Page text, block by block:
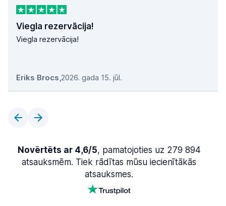
Viegla rezervācija!
Viegla rezervācija!
Eriks Brocs,2026. gada 15. jūl.
Novērtēts ar 4,6/5, pamatojoties uz 279 894
atsauksmēm. Tiek rādītas mūsu iecienītākās
atsauksmes.